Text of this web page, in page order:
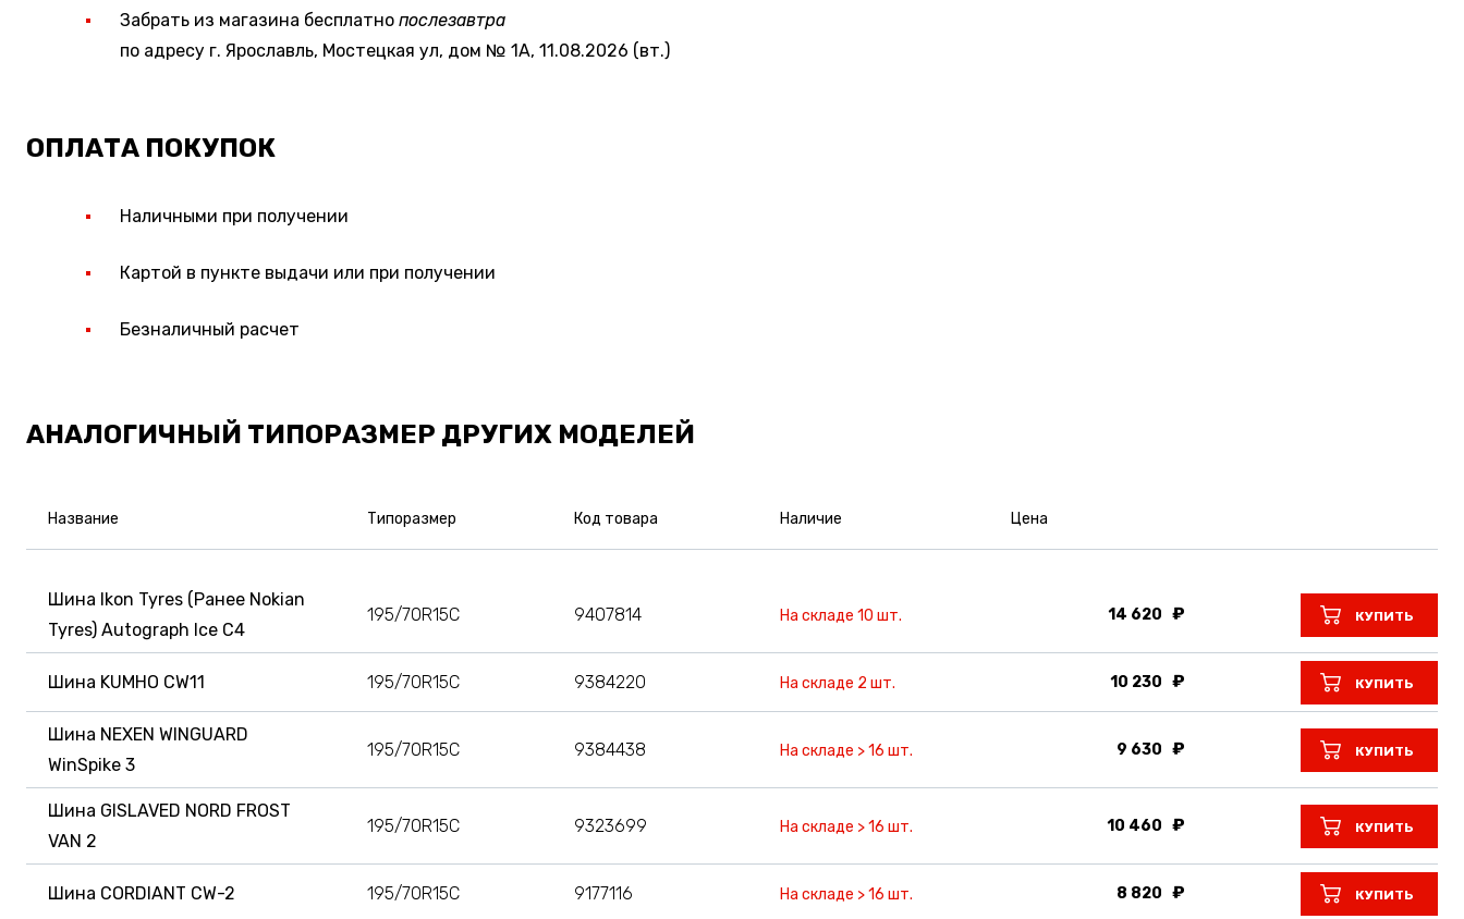
Забрать из магазина бесплатно послезавтра
по адресу г. Ярославль, Мостецкая ул, дом № 1А, 11.08.2026 (вт.)
ОПЛАТА ПОКУПОК
Наличными при получении
Картой в пункте выдачи или при получении
Безналичный расчет
АНАЛОГИЧНЫЙ ТИПОРАЗМЕР ДРУГИХ МОДЕЛЕЙ
Название Типоразмер Код товара Наличие Цена
Шина Ikon Tyres (Ранее Nokian
Tyres) Autograph Ice C4
195/70R15C 9407814 На складе 10 шт. 14 620 КУПИТЬ
Шина KUMHO CW11 195/70R15C 9384220 На складе 2 шт. 10 230 КУПИТЬ
Шина NEXEN WINGUARD
WinSpike 3
195/70R15C 9384438 На складе > 16 шт. 9 630 КУПИТЬ
Шина GISLAVED NORD FROST
VAN 2
195/70R15C 9323699 На складе > 16 шт. 10 460 КУПИТЬ
Шина CORDIANT CW-2 195/70R15C 9177116 На складе > 16 шт. 8 820 КУПИТЬ